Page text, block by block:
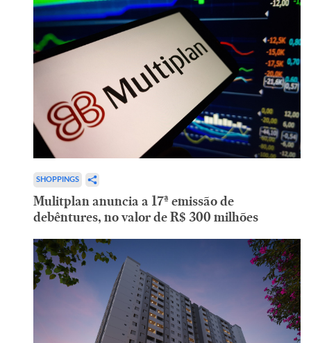
SHOPPINGS
Mulitplan anuncia a 17ª emissão de
debêntures, no valor de R$ 300 milhões